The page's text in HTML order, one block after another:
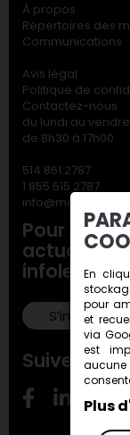
À propos
Répertoires des
Communications
Avis légal
Politique de
Contactez-nous
du lundi au
de 8h30 à 17h00
514 861.2787
1 855 515.2787
Pour ne
actualités,
infolettre!
S’inscrire!
Suivez-
En
pour
et
via
est
Plus